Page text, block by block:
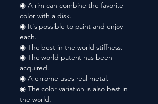
◉ A rim can combine the favorite
color with a disk.
◉ It's possible to paint and enjoy
each.
◉ The best in the world stiffness.
◉ The world patent has been
acquired.
◉ A chrome uses real metal.
◉ The color variation is also best in
the world.